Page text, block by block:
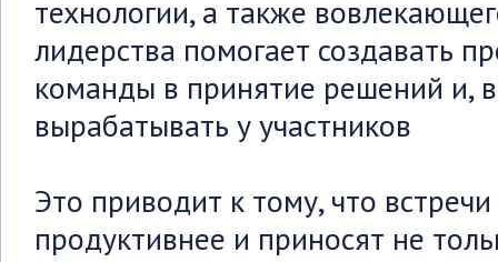
технологии, а также
лидерства помогает создавать
команды в принятие решений и,
вырабатывать у участников
Это приводит к тому, что встречи
продуктивнее и приносят не